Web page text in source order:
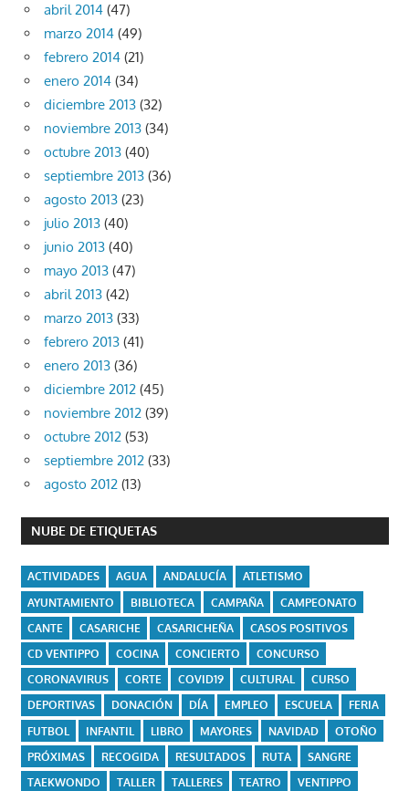
abril 2014 (47)
marzo 2014 (49)
febrero 2014 (21)
enero 2014 (34)
diciembre 2013 (32)
noviembre 2013 (34)
octubre 2013 (40)
septiembre 2013 (36)
agosto 2013 (23)
julio 2013 (40)
junio 2013 (40)
mayo 2013 (47)
abril 2013 (42)
marzo 2013 (33)
febrero 2013 (41)
enero 2013 (36)
diciembre 2012 (45)
noviembre 2012 (39)
octubre 2012 (53)
septiembre 2012 (33)
agosto 2012 (13)
NUBE DE ETIQUETAS
ACTIVIDADES AGUA ANDALUCÍA
ATLETISMO
AYUNTAMIENTO
BIBLIOTECA CAMPAÑA
CAMPEONATO
CANTE
CASARICHE CASARICHEÑA
CASOS POSITIVOS
CD VENTIPPO
COCINA CONCIERTO
CONCURSO
CORONAVIRUS
CORTE COVID19 CULTURAL
CURSO
DEPORTIVAS
DONACIÓN DÍA EMPLEO ESCUELA
FERIA
FUTBOL
INFANTIL LIBRO MAYORES NAVIDAD
OTOÑO
PRÓXIMAS
RECOGIDA RESULTADOS RUTA
SANGRE
TAEKWONDO
TALLER TALLERES TEATRO VENTIPPO